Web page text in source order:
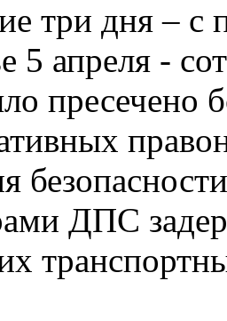
три дня – с
5 апреля -
пресечено
ДПС